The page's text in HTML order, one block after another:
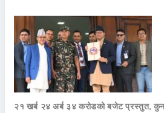
२१ खर्ब २४ अर्ब ३४ करोडको बजेट प्रस्तुत,